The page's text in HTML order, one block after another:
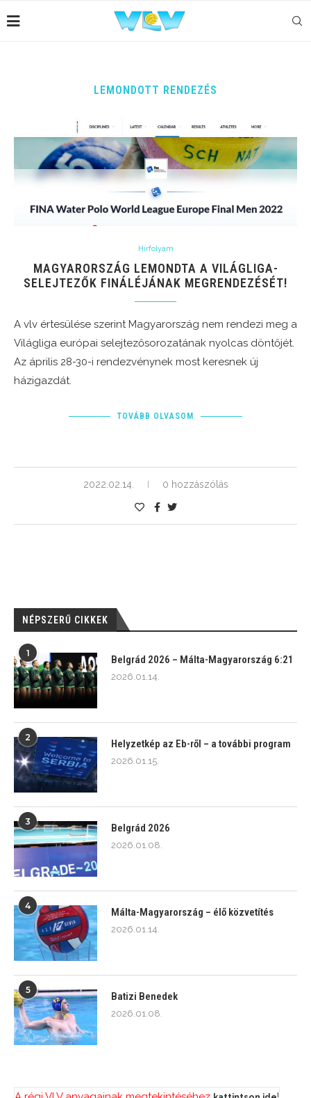
LEMONDOTT RENDEZÉS
Hírfolyam
MAGYARORSZÁG LEMONDTA A VILÁGLIGA-
SELEJTEZŐK FINÁLÉJÁNAK MEGRENDEZÉSÉT!
A vlv értesülése szerint Magyarország nem rendezi meg a
Világliga európai selejtezősorozatának nyolcas döntőjét.
Az április 28-30-i rendezvénynek most keresnek új
házigazdát.
TOVÁBB OLVASOM
2022.02.14. 0 hozzászólás
NÉPSZERŰ CIKKEK
1
Belgrád 2026 – Málta-Magyarország 6:21
2026.01.14.
2
Helyzetkép az Eb-ről – a további program
2026.01.15.
3
Belgrád 2026
2026.01.08.
4
Málta-Magyarország – élő közvetítés
2026.01.14.
5
Batizi Benedek
2026.01.08.